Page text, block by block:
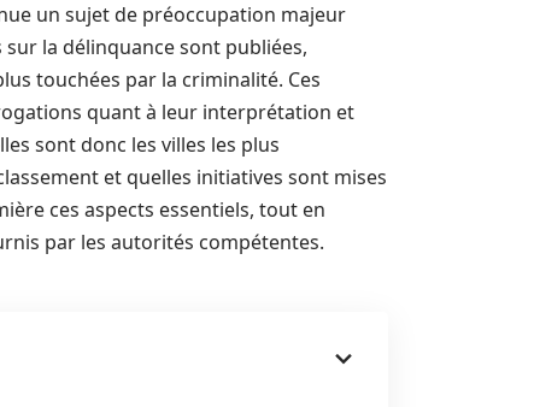
un sujet de préoccupation majeur
la délinquance sont publiées,
touchées par la criminalité. Ces
quant à leur interprétation et
sont donc les villes les plus
et quelles initiatives sont mises
ces aspects essentiels, tout en
par les autorités compétentes.